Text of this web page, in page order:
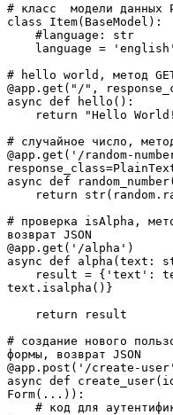
# класс  модели данных
class Item(BaseModel):
# hello world, метод
@app.get("/",
async def hello():
# случайное число,
@app.get('/random-
async def
# проверка isAlpha,
возврат JSON
@app.get('/alpha')
async def alpha(text:
text.isalpha()}
# создание нового
формы, возврат JSON
@app.post('/create-
async def
Form(...)):